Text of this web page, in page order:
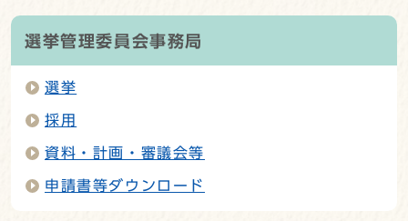
選挙管理委員会事務局
選挙
採用
資料・計画・審議会等
申請書等ダウンロード